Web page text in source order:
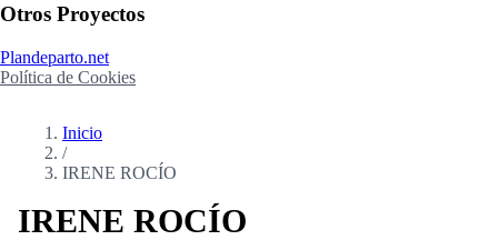
Otros Proyectos
Plandeparto.net
Política de Cookies
Inicio
/
IRENE ROCÍO
IRENE ROCÍO